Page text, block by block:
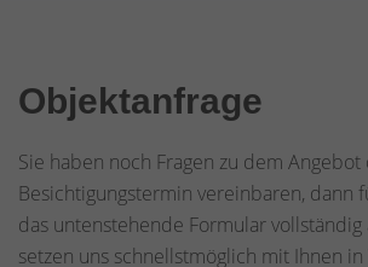
Objektanfrage
Sie haben noch Fragen zu dem
Besichtigungstermin vereinbaren, dann
das untenstehende Formular
setzen uns schnellstmöglich mit Ihnen